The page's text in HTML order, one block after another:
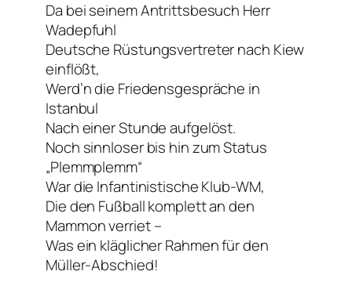
Da bei seinem Antrittsbesuch Herr
Wadepfuhl
Deutsche Rüstungsvertreter nach Kiew
einflößt,
Werd’n die Friedensgespräche in
Istanbul
Nach einer Stunde aufgelöst.
Noch sinnloser bis hin zum Status
„Plemmplemm“
War die Infantinistische Klub-WM,
Die den Fußball komplett an den
Mammon verriet –
Was ein kläglicher Rahmen für den
Müller-Abschied!